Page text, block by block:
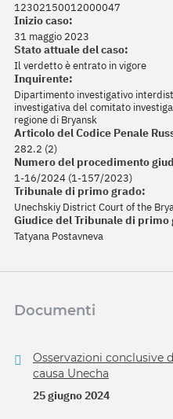
12302150012000047
Inizio caso:
31 maggio 2023
Stato attuale del caso:
Il verdetto è entrato in vigore
Inquirente:
Dipartimento investigativo
investigativa del comitato
regione di Bryansk
Articolo del Codice Penale
282.2 (2)
Numero del procedimento
1-16/2024 (1-157/2023)
Tribunale di primo grado:
Unechskiy District Court of the
Giudice del Tribunale di primo
Tatyana Postavneva
Documenti
Osservazioni conclusive
causa Unecha
25 giugno 2024